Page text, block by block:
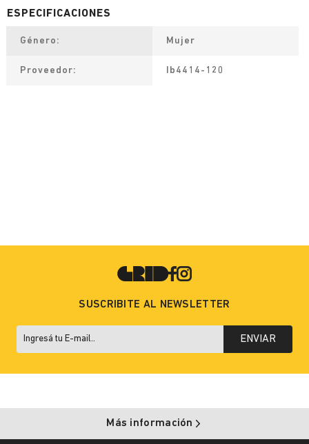
Género Mujer
Proveedor Ib4414-120
SUSCRIBITE AL NEWSLETTER
ENVIAR
Más información